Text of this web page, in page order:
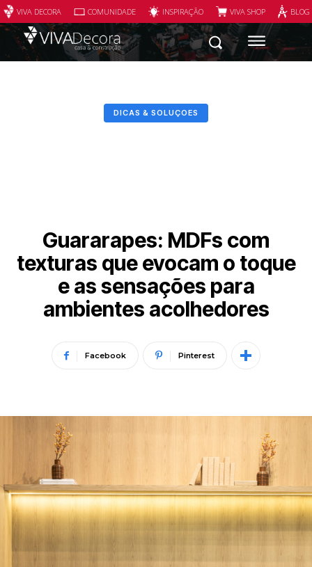
VIVA DECORA COMUNIDADE INSPIRAÇÃO VIVA SHOP
DICAS & SOLUÇOES
Guararapes: MDFs com
texturas que evocam o toque
e as sensações para
ambientes acolhedores
Facebook Pinterest